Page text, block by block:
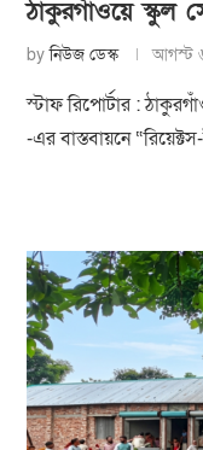
ঠাকুরগাঁওয়ে স্কুল
byনিউজ ডেস্ক আগস্ট
স্টাফ রিপোর্টার :
-এর বাস্তবায়নে